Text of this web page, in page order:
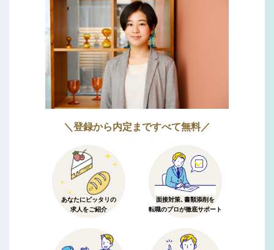
＼登録から内定まですべて無料／
あなたにピッタリの
求人をご紹介
面接対策、書類添削を
転職のプロが徹底サポート